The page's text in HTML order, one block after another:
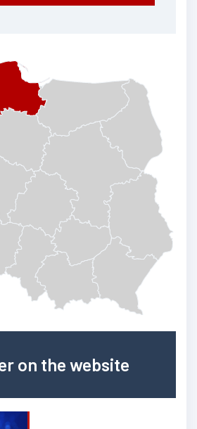
on the website